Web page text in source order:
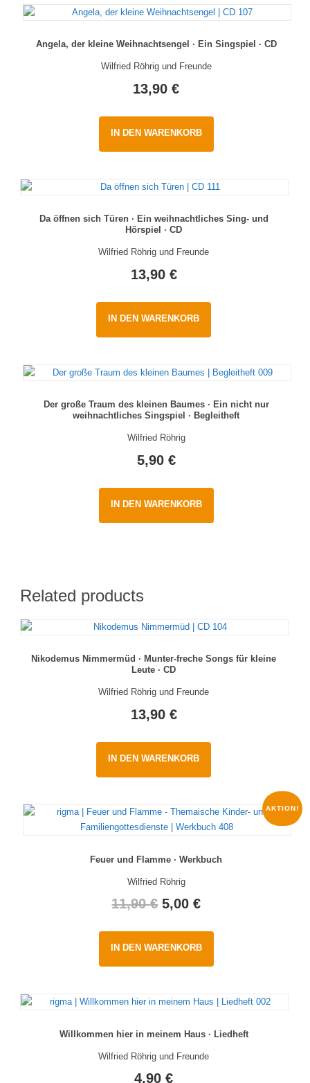
Angela, der kleine Weihnachtsengel · Ein Singspiel · CD
Wilfried Röhrig und Freunde
13,90€
IN DEN WARENKORB
Da öffnen sich Türen · Ein weihnachtliches Sing- und
Hörspiel · CD
Wilfried Röhrig und Freunde
13,90 €
IN DEN WARENKORB
Der große Traum des kleinen Baumes · Ein nicht nur
weihnachtliches Singspiel · Begleitheft
Wilfried Röhrig
5,90 €
IN DEN WARENKORB
Related products
Nikodemus Nimmermüd · Munter-freche Songs für kleine
Leute · CD
Wilfried Röhrig und Freunde
13,90 €
IN DEN WARENKORB
AKTION!
Feuer und Flamme · Werkbuch
Wilfried Röhrig
11,90€ Original
was:
5,00€Current
is:
IN DEN WARENKORB
Willkommen hier in meinem Haus · Liedheft
Wilfried Röhrig und Freunde
4,90€